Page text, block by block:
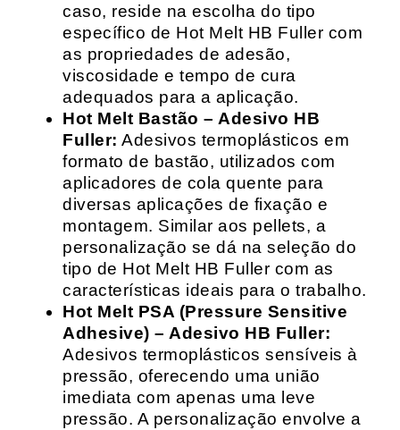
caso, reside na escolha do tipo
específico de Hot Melt HB Fuller com
as propriedades de adesão,
viscosidade e tempo de cura
adequados para a aplicação.
Hot Melt Bastão – Adesivo HB
Fuller: Adesivos termoplásticos em
formato de bastão, utilizados com
aplicadores de cola quente para
diversas aplicações de fixação e
montagem. Similar aos pellets, a
personalização se dá na seleção do
tipo de Hot Melt HB Fuller com as
características ideais para o trabalho.
Hot Melt PSA (Pressure Sensitive
Adhesive) – Adesivo HB Fuller:
Adesivos termoplásticos sensíveis à
pressão, oferecendo uma união
imediata com apenas uma leve
pressão. A personalização envolve a